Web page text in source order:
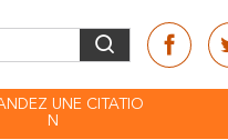
UNE CITATIO
N